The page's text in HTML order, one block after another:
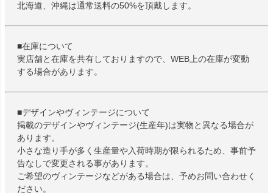
北海道、沖縄は通常送料の50%を頂戴します。
■在庫について
実店舗と在庫を共有しておりますので、WEB上の在庫が変動
する場合があります。
■デザインやヴィンテージについて
掲載のデザインやヴィンテージ(生産年)は実物と異なる場合が
あります。
小さな造り手が多く生産量や入荷時期が限られるため、事前予
告なしで変更される事があります。
ご希望のヴィンテージなどがある場合は、予めお問い合わせく
ださい。